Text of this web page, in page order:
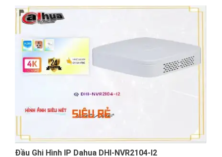
Đầu Ghi Hình IP Dahua DHI-NVR2104-I2